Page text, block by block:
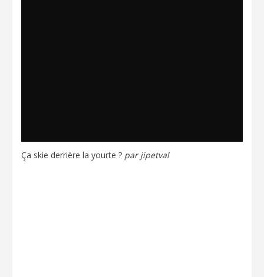
Ça skie derrière la yourte ? parjipetval